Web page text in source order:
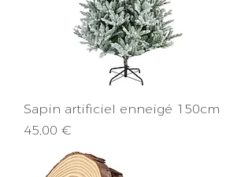
Sapin artificiel enneigé 150cm
Prix
45,00 €